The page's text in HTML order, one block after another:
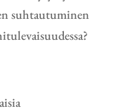
suhtautuminen